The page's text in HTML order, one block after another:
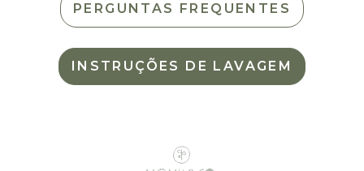
PERGUNTAS FREQUENTES
INSTRUÇÕES DE LAVAGEM